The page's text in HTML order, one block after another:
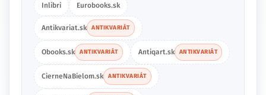
Inlibri Eurobooks.sk
Antikvariat.sk ANTIKVARIÁT
Obooks.sk ANTIKVARIÁT Antiqart.sk ANTIKVARIÁT
CierneNaBielom.sk ANTIKVARIÁT